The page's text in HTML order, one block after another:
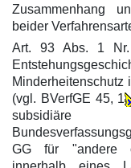
Zusammenhang
beider
Art. 93 Abs. 1
Minderheitenschutz
(vgl. BVerfGE 45, 1
subsidiäre
GG für "andere